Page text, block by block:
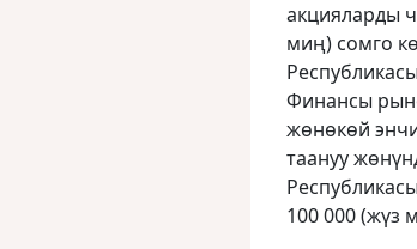
акцияларды
миң) сомго
Финансы
жөнөкөй
таануу
100 000 (жүз